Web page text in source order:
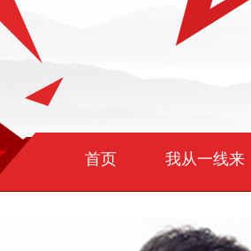
首页 我从一线来